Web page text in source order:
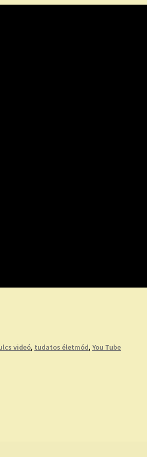
videó, tudatos életmód,You Tube